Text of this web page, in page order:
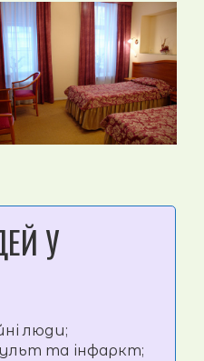
У
люди;
та інфаркт;